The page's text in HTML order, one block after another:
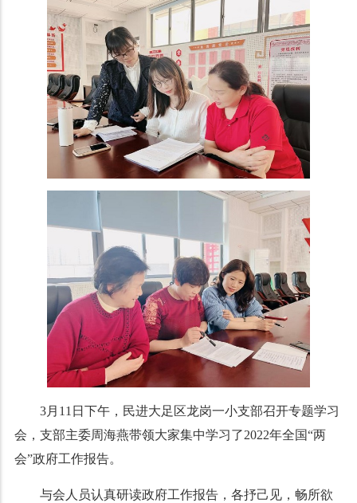
3月11日下午，民进大足区龙岗一小支部召开专题学习
会，支部主委周海燕带领大家集中学习了2022年全国“两
会”政府工作报告。
与会人员认真研读政府工作报告，各抒己见，畅所欲